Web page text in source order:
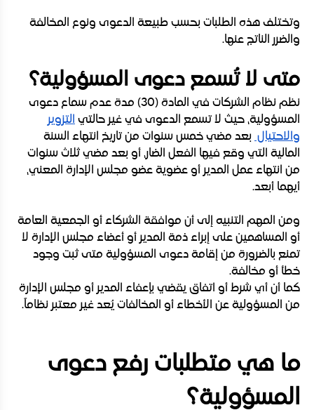
وتختلف هذه الطلبات بحسب طبيعة الدعوى ونوع المخالفة
والضرر الناتج عنها.
متى لا تُسمع دعوى المسؤولية؟
نظم نظام الشركات في المادة (30) مدة عدم سماع دعوى
المسؤولية، حيث لا تسمع الدعوى في غير حالتي التزوير
والاحتيال بعد مضي خمس سنوات من تاريخ انتهاء السنة
المالية التي وقع فيها الفعل الضار، أو بعد مضي ثلاث سنوات
من انتهاء عمل المدير أو عضوية عضو مجلس الإدارة المعني،
أيهما أبعد.
ومن المهم التنبيه إلى أن موافقة الشركاء أو الجمعية العامة
أو المساهمين على إبراء ذمة المدير أو أعضاء مجلس الإدارة لا
تمنع بالضرورة من إقامة دعوى المسؤولية متى ثبت وجود
خطأ أو مخالفة.
كما أن أي شرط أو اتفاق يقضي بإعفاء المدير أو مجلس الإدارة
من المسؤولية عن الأخطاء أو المخالفات يُعد غير معتبر نظاماً.
ما هي متطلبات رفع دعوى
المسؤولية؟